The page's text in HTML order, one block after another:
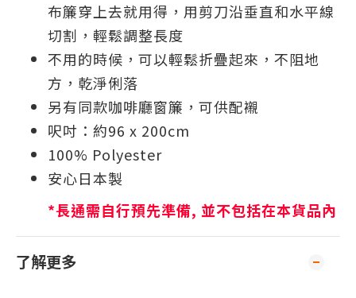
布簾穿上去就用得，用剪刀沿垂直和水平線
切割，輕鬆調整長度
不用的時候，可以輕鬆折疊起來，不阻地
方，乾淨俐落
另有同款咖啡廳窗簾，可供配襯
呎吋：約96 x 200cm
100% Polyester
安心日本製
*長通需自行預先準備, 並不包括在本貨品內
了解更多